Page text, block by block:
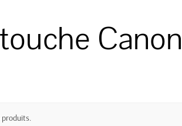
produits.